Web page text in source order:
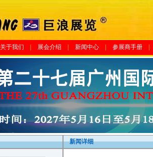
关于我们 展会介绍 新闻中心 参展商手册|
新闻详细